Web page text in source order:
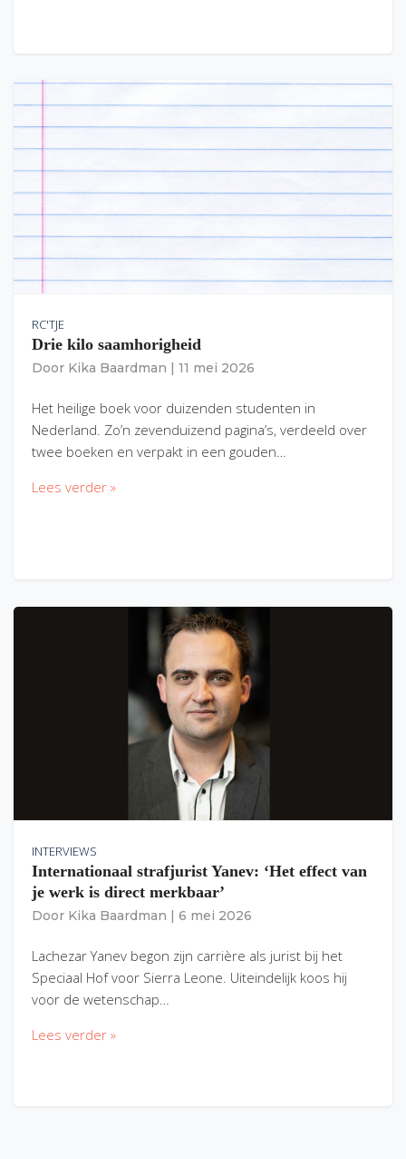
RC'TJE
Drie kilo saamhorigheid
Door Kika Baardman 11 mei 2026
Het heilige boek voor duizenden studenten in
Nederland. Zo’n zevenduizend pagina’s, verdeeld over
twee boeken en verpakt in een gouden…
Lees verder »
INTERVIEWS
Internationaal strafjurist Yanev: ‘Het effect van
je werk is direct merkbaar’
Door Kika Baardman 6 mei 2026
Lachezar Yanev begon zijn carrière als jurist bij het
Speciaal Hof voor Sierra Leone. Uiteindelijk koos hij
voor de wetenschap…
Lees verder »